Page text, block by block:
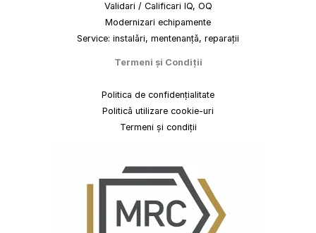
Validari / Calificari IQ, OQ
Modernizari echipamente
Service: instalări, mentenanță, reparații
Termeni și Condiții
Politica de confidențialitate
Politică utilizare cookie-uri
Termeni și condiții